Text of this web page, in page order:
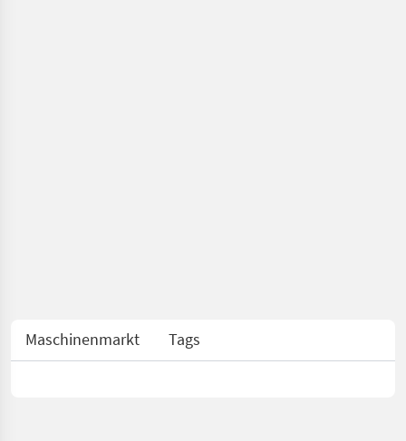
Maschinenmarkt Tags